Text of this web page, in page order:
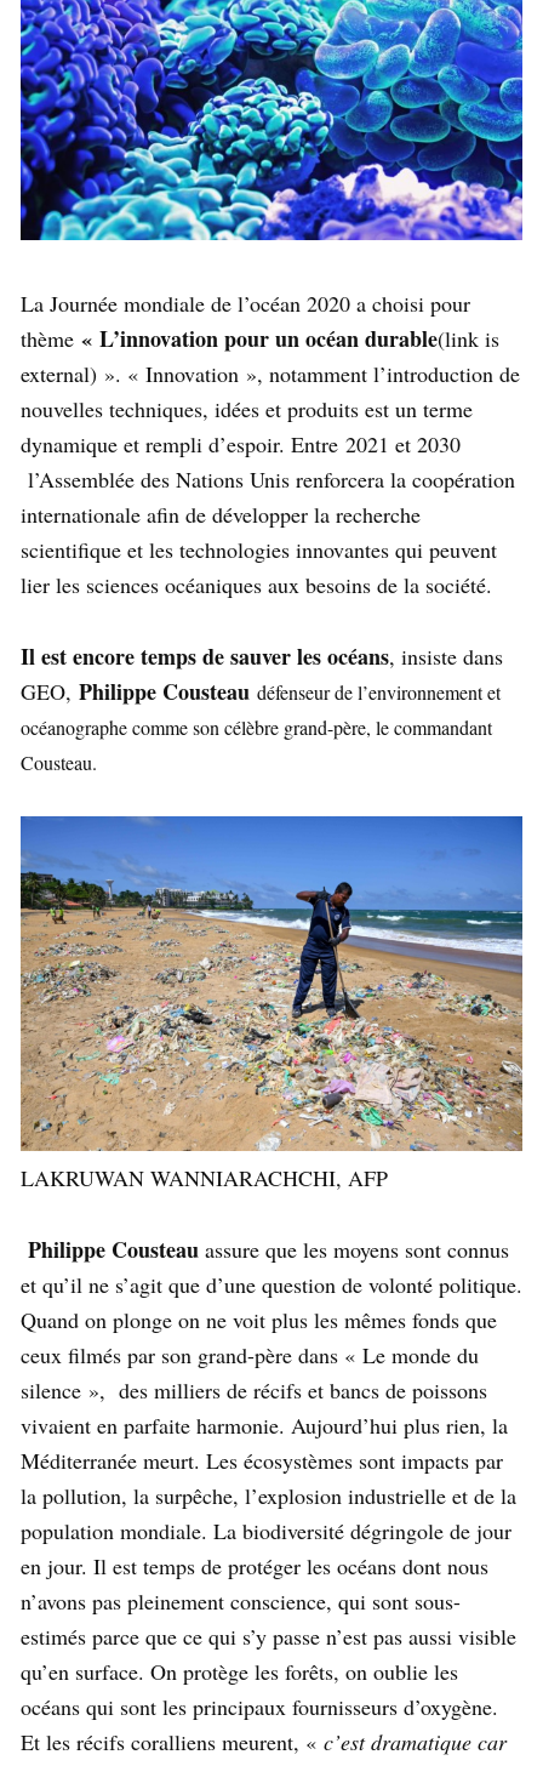
La Journée mondiale de l’océan 2020 a choisi pour
thème « L’innovation pour un océan durable(link is
external) ». « Innovation », notamment l’introduction de
nouvelles techniques, idées et produits est un terme
dynamique et rempli d’espoir. Entre 2021 et 2030
l’Assemblée des Nations Unis renforcera la coopération
internationale afin de développer la recherche
scientifique et les technologies innovantes qui peuvent
lier les sciences océaniques aux besoins de la société.
Il est encore temps de sauver les océans, insiste dans
GEO, Philippe Cousteau défenseur de l’environnement et
océanographe comme son célèbre grand-père, le commandant
Cousteau.
LAKRUWAN WANNIARACHCHI, AFP
Philippe Cousteau assure que les moyens sont connus
et qu’il ne s’agit que d’une question de volonté politique.
Quand on plonge on ne voit plus les mêmes fonds que
ceux filmés par son grand-père dans « Le monde du
silence », des milliers de récifs et bancs de poissons
vivaient en parfaite harmonie. Aujourd’hui plus rien, la
Méditerranée meurt. Les écosystèmes sont impacts par
la pollution, la surpêche, l’explosion industrielle et de la
population mondiale. La biodiversité dégringole de jour
en jour. Il est temps de protéger les océans dont nous
n’avons pas pleinement conscience, qui sont sous-
estimés parce que ce qui s’y passe n’est pas aussi visible
qu’en surface. On protège les forêts, on oublie les
océans qui sont les principaux fournisseurs d’oxygène.
Et les récifs coralliens meurent, « c’est dramatique car